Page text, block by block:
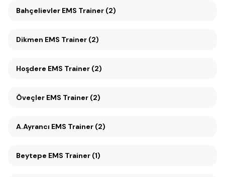
Bahçelievler EMS Trainer (2)
Dikmen EMS Trainer (2)
Hoşdere EMS Trainer (2)
Öveçler EMS Trainer (2)
A.Ayrancı EMS Trainer (2)
Beytepe EMS Trainer (1)